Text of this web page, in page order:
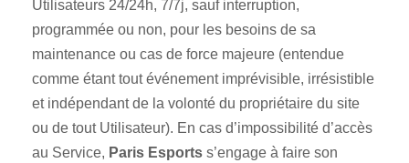
Utilisateurs 24/24h, 7/7j, sauf interruption,
programmée ou non, pour les besoins de sa
maintenance ou cas de force majeure (entendue
comme étant tout événement imprévisible, irrésistible
et indépendant de la volonté du propriétaire du site
ou de tout Utilisateur). En cas d’impossibilité d’accès
au Service, Paris Esports s’engage à faire son